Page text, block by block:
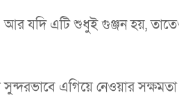
আর যদি এটি শুধুই গুঞ্জন হয়,
এগিয়ে নেওয়ার সক্ষমতা